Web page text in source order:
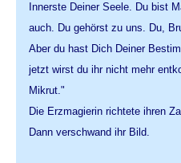
Innerste Deiner Seele. Du bist
auch. Du gehörst zu uns. Du,
Aber du hast Dich Deiner
jetzt wirst du ihr nicht mehr
Mikrut."
Die Erzmagierin richtete ihren
Dann verschwand ihr Bild.